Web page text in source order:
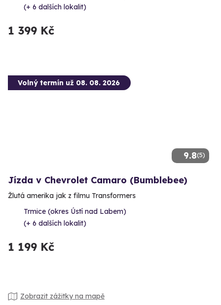
(+ 6 dalších lokalit)
1 399 Kč
9.8(5)
Volný termín už 08. 08. 2026
Jízda v Chevrolet Camaro (Bumblebee)
Žlutá amerika jak z filmu Transformers
Trmice (okres Ústí nad Labem)
(+ 6 dalších lokalit)
1 199 Kč
Zobrazit zážitky na mapě